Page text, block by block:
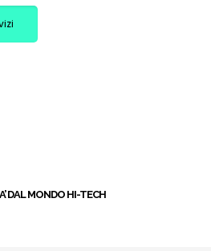
DAL MONDO HI-TECH